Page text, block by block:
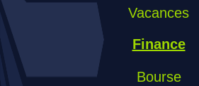
Vacances
Finance
Bourse